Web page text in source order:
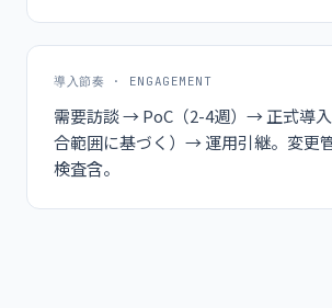
導入節奏 · ENGAGEMENT
需要訪談 → PoC（2-4週）→ 正式導
合範囲に基づく）→ 運用引継。変更
検査含。